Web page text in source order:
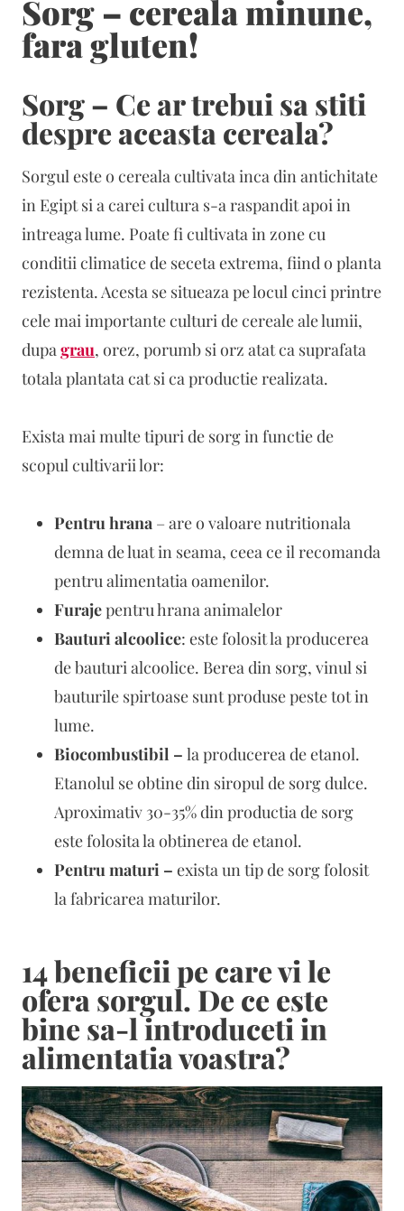
Sorg – cereala minune,
fara gluten!
Sorg – Ce ar trebui sa stiti
despre aceasta cereala?
Sorgul este o cereala cultivata inca din antichitate
in Egipt si a carei cultura s-a raspandit apoi in
intreaga lume. Poate fi cultivata in zone cu
conditii climatice de seceta extrema, fiind o planta
rezistenta. Acesta se situeaza pe locul cinci printre
cele mai importante culturi de cereale ale lumii,
dupagrau, orez, porumb si orz atat ca suprafata
totala plantata cat si ca productie realizata.
Exista mai multe tipuri de sorg in functie de
scopul cultivarii lor:
Pentru hrana – are o valoare nutritionala
demna de luat in seama, ceea ce il recomanda
pentru alimentatia oamenilor.
Furajepentru hrana animalelor
Bauturi alcoolice: este folosit la producerea
de bauturi alcoolice. Berea din sorg, vinul si
bauturile spirtoase sunt produse peste tot in
lume.
Biocombustibil – la producerea de etanol.
Etanolul se obtine din siropul de sorg dulce.
Aproximativ 30-35% din productia de sorg
este folosita la obtinerea de etanol.
Pentru maturi – exista un tip de sorg folosit
la fabricarea maturilor.
14 beneficii pe care vi le
ofera sorgul. De ce este
bine sa-l introduceti in
alimentatia voastra?